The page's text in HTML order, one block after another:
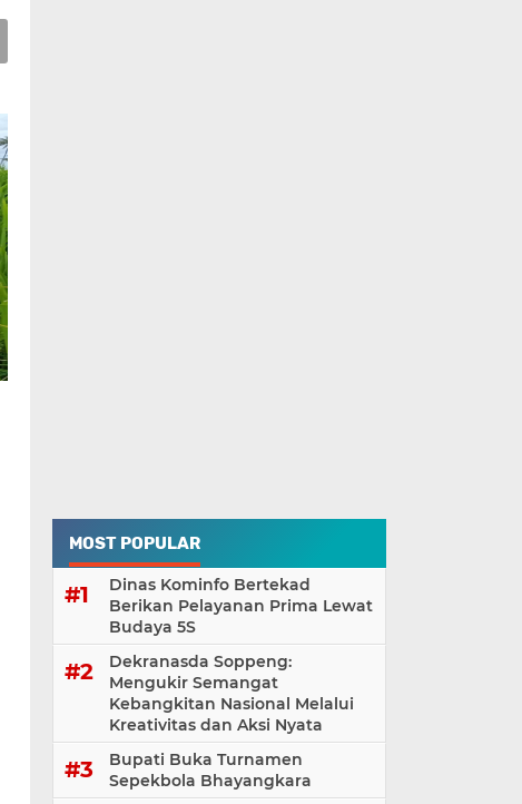
MOST POPULAR
Dinas Kominfo Bertekad
Berikan Pelayanan Prima Lewat
Budaya 5S
Dekranasda Soppeng:
Mengukir Semangat
Kebangkitan Nasional Melalui
Kreativitas dan Aksi Nyata
Bupati Buka Turnamen
Sepekbola Bhayangkara